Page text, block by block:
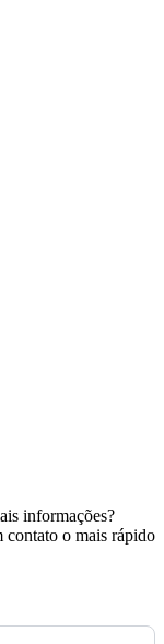
informações?
contato o mais rápido